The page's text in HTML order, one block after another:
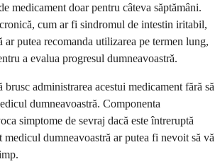
medicament doar pentru câteva săptămâni.
cum ar fi sindromul de intestin iritabil,
ar putea recomanda utilizarea pe termen lung,
a evalua progresul dumneavoastră.
administrarea acestui medicament fără să
dumneavoastră. Componenta
simptome de sevraj dacă este întreruptă
medicul dumneavoastră ar putea fi nevoit să vă